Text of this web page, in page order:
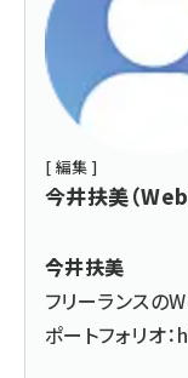
[ 編集 ]
今井扶美（
今井扶美
フリーランスの
ポートフォリオ：